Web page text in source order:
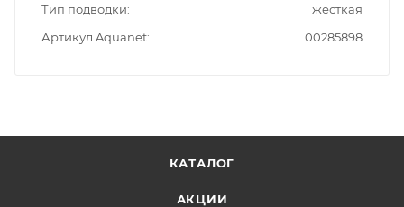
Тип подводки
жесткая
Артикул Aquanet
00285898
КАТАЛОГ
АКЦИИ